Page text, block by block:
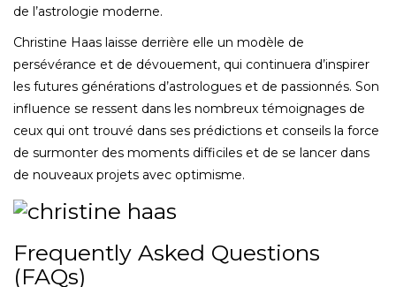
de l’astrologie moderne.
Christine Haas laisse derrière elle un modèle de
persévérance et de dévouement, qui continuera d’inspirer
les futures générations d’astrologues et de passionnés. Son
influence se ressent dans les nombreux témoignages de
ceux qui ont trouvé dans ses prédictions et conseils la force
de surmonter des moments difficiles et de se lancer dans
de nouveaux projets avec optimisme.
Frequently Asked Questions
(FAQs)